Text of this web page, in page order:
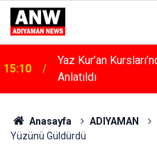
15:10
Yaz Kur’an
Anlatıldı
15:04
Kahta’da Kadınlara
Yükseliyor
Anasayfa ADIYAMAN
Yüzünü Güldürdü